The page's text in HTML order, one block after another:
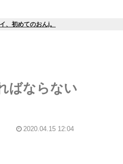
、初めてのおんj。
ばならない
2020.04.15 12:04